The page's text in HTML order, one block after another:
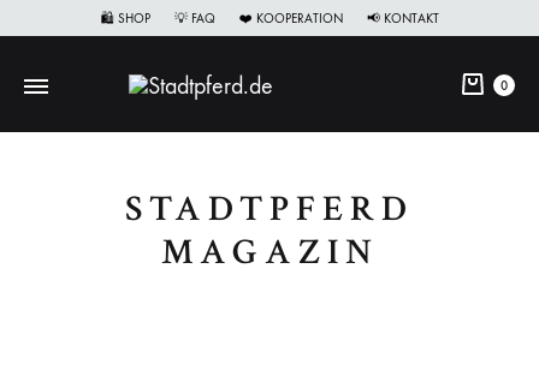
🛍 SHOP 💡 FAQ ❤️ KOOPERATION 📢 KONTAKT
0
STADTPFERD
MAGAZIN